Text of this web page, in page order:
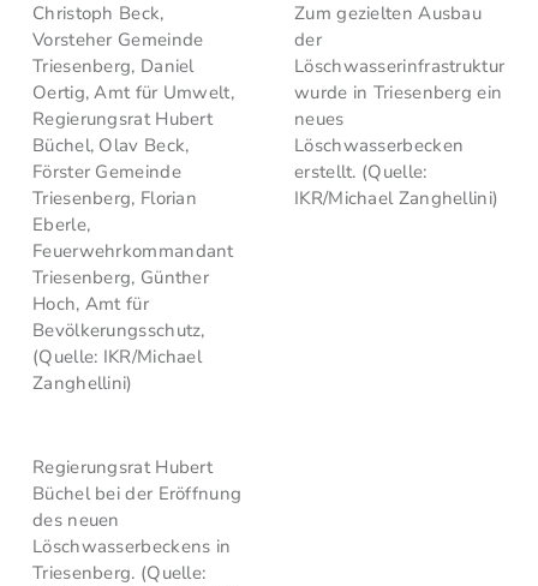
Christoph Beck,
Vorsteher Gemeinde
Triesenberg, Daniel
Oertig, Amt für Umwelt,
Regierungsrat Hubert
Büchel, Olav Beck,
Förster Gemeinde
Triesenberg, Florian
Eberle,
Feuerwehrkommandant
Triesenberg, Günther
Hoch, Amt für
Bevölkerungsschutz,
(Quelle: IKR/Michael
Zanghellini)
Zum gezielten Ausbau
der
Löschwasserinfrastruktur
wurde in Triesenberg ein
neues
Löschwasserbecken
erstellt. (Quelle:
IKR/Michael Zanghellini)
Regierungsrat Hubert
Büchel bei der Eröffnung
des neuen
Löschwasserbeckens in
Triesenberg. (Quelle: